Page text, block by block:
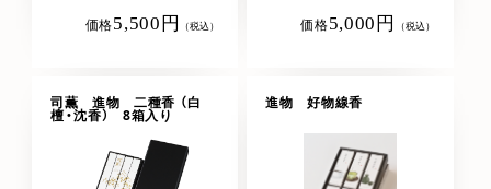
価格5,500円 （税込） 価格5,000円 （税込）
司薫 進物 二種香 （白
檀・沈香） 8箱入り
進物 好物線香